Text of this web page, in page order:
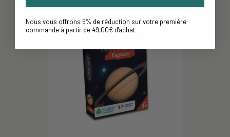
Nous vous offrons 5% de réduction sur votre première
commande à partir de 49,00€ d'achat